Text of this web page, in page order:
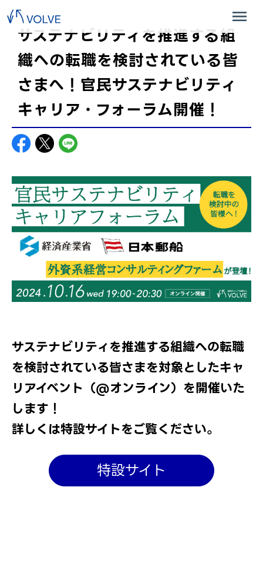
サステナビリティを推進する組
織への転職を検討されている皆
さまへ！官民サステナビリティ
キャリア・フォーラム開催！
サステナビリティを推進する組織への転職
を検討されている皆さまを対象としたキャ
リアイベント（@オンライン）を開催いた
します！
詳しくは特設サイトをご覧ください。
特設サイト